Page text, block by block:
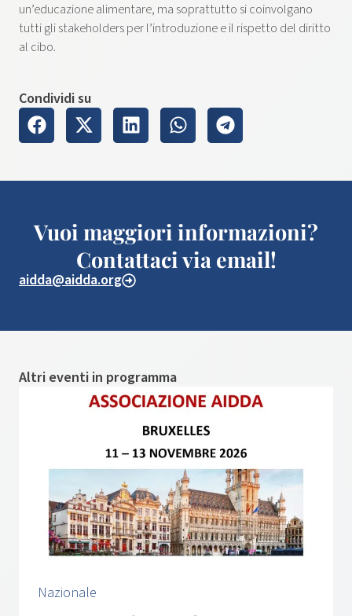
un’educazione alimentare, ma soprattutto si coinvolgano
tutti gli stakeholders per l’introduzione e il rispetto del diritto
al cibo.
Condividi su
Vuoi maggiori informazioni?
Contattaci via email!
aidda@aidda.org
Altri eventi in programma
Nazionale